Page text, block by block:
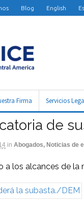
Blog English
Firma Servicios
de
in Abogados, Noticias de
los alcances de